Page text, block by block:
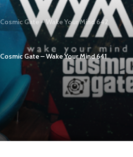
Cosmic Gate – Wake Your Mind 642
Cosmic Gate – Wake Your Mind 641